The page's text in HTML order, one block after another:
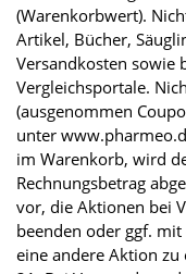
(Warenkorbwert).
Artikel, Bücher,
Versandkosten sowie
Vergleichsportale.
(ausgenommen
unter
im Warenkorb, wird
Rechnungsbetrag
vor, die Aktionen bei
beenden oder ggf.
eine andere Aktion zu